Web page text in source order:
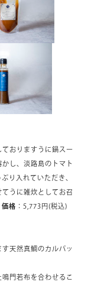
おりますうに鍋スー
し、淡路島のトマト
り入れていただき、
うに雑炊としてお召
価格 ：5,773円(税込)
天然真鯛のカルパッ
門若布を合わせるこ